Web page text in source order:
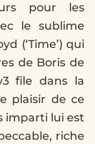
pour les
le sublime
(‘Time’) qui
de Boris de
file dans la
plaisir de ce
imparti lui est
riche